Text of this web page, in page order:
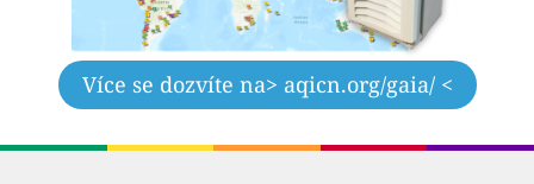
Více se dozvíte na> aqicn.org/gaia/ <